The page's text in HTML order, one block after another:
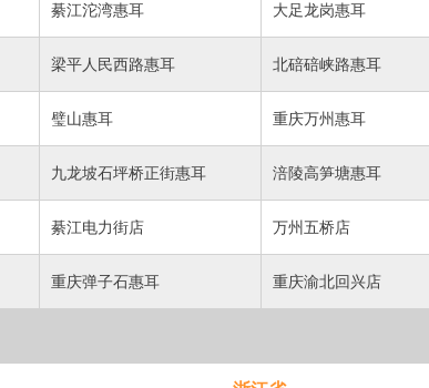
綦江沱湾惠耳 大足龙岗惠耳
梁平人民西路惠耳 北碚碚峡路惠耳
璧山惠耳 重庆万州惠耳
九龙坡石坪桥正街惠耳 涪陵高笋塘惠耳
綦江电力街店 万州五桥店
重庆弹子石惠耳 重庆渝北回兴店